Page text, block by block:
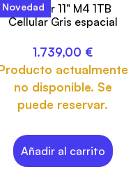
Novedad
iPad Air 11" M4 1TB
Cellular Gris espacial
1.739,00 €
actualmente
no disponible. Se
puede reservar.
Añadir al carrito